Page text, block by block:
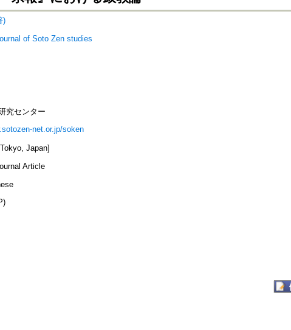
)
of Soto Zen studies
究センター
net.or.jp/soken
Japan]
Article